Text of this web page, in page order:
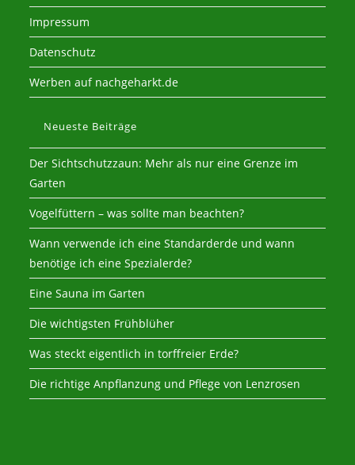
Impressum
Datenschutz
Werben auf nachgeharkt.de
Neueste Beiträge
Der Sichtschutzzaun: Mehr als nur eine Grenze im
Garten
Vogelfüttern – was sollte man beachten?
Wann verwende ich eine Standarderde und wann
benötige ich eine Spezialerde?
Eine Sauna im Garten
Die wichtigsten Frühblüher
Was steckt eigentlich in torffreier Erde?
Die richtige Anpflanzung und Pflege von Lenzrosen